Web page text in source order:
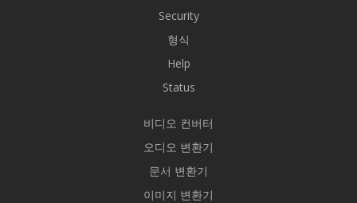
Security
형식
Help
Status
비디오 컨버터
오디오 변환기
문서 변환기
이미지 변환기